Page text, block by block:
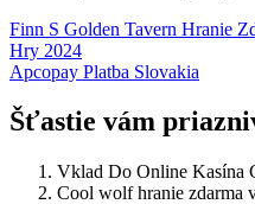
Finn S Golden Tavern Hranie
Hry 2024
Apcopay Platba Slovakia
Šťastie vám
Vklad Do Online Kasína
Cool wolf hranie zdarma